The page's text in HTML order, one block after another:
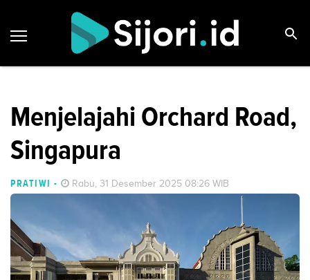
Menjelajahi Orchard Road,
Singapura
PRATIWI - Rabu, 31 Desember 2025 08:26 WIB